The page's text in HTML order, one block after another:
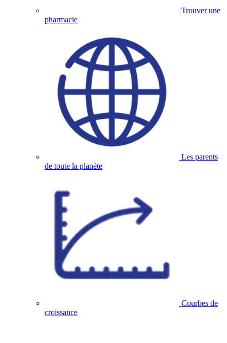
Trouver une
pharmacie
Les parents
de toute la planète
Courbes de
croissance